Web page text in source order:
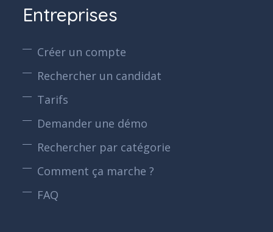
Entreprises
Créer un compte
Rechercher un candidat
Tarifs
Demander une démo
Rechercher par catégorie
Comment ça marche ?
FAQ